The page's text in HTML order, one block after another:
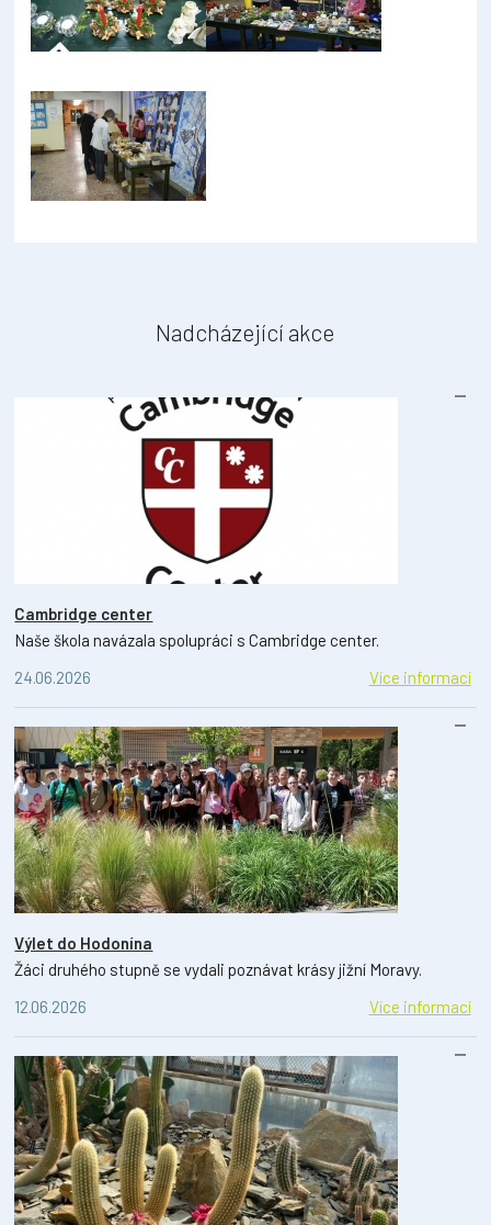
Nadcházející akce
Cambridge center
Naše škola navázala spolupráci s Cambridge center.
24.06.2026
Více informací
Výlet do Hodonína
Žáci druhého stupně se vydali poznávat krásy jižní Moravy.
12.06.2026
Více informací